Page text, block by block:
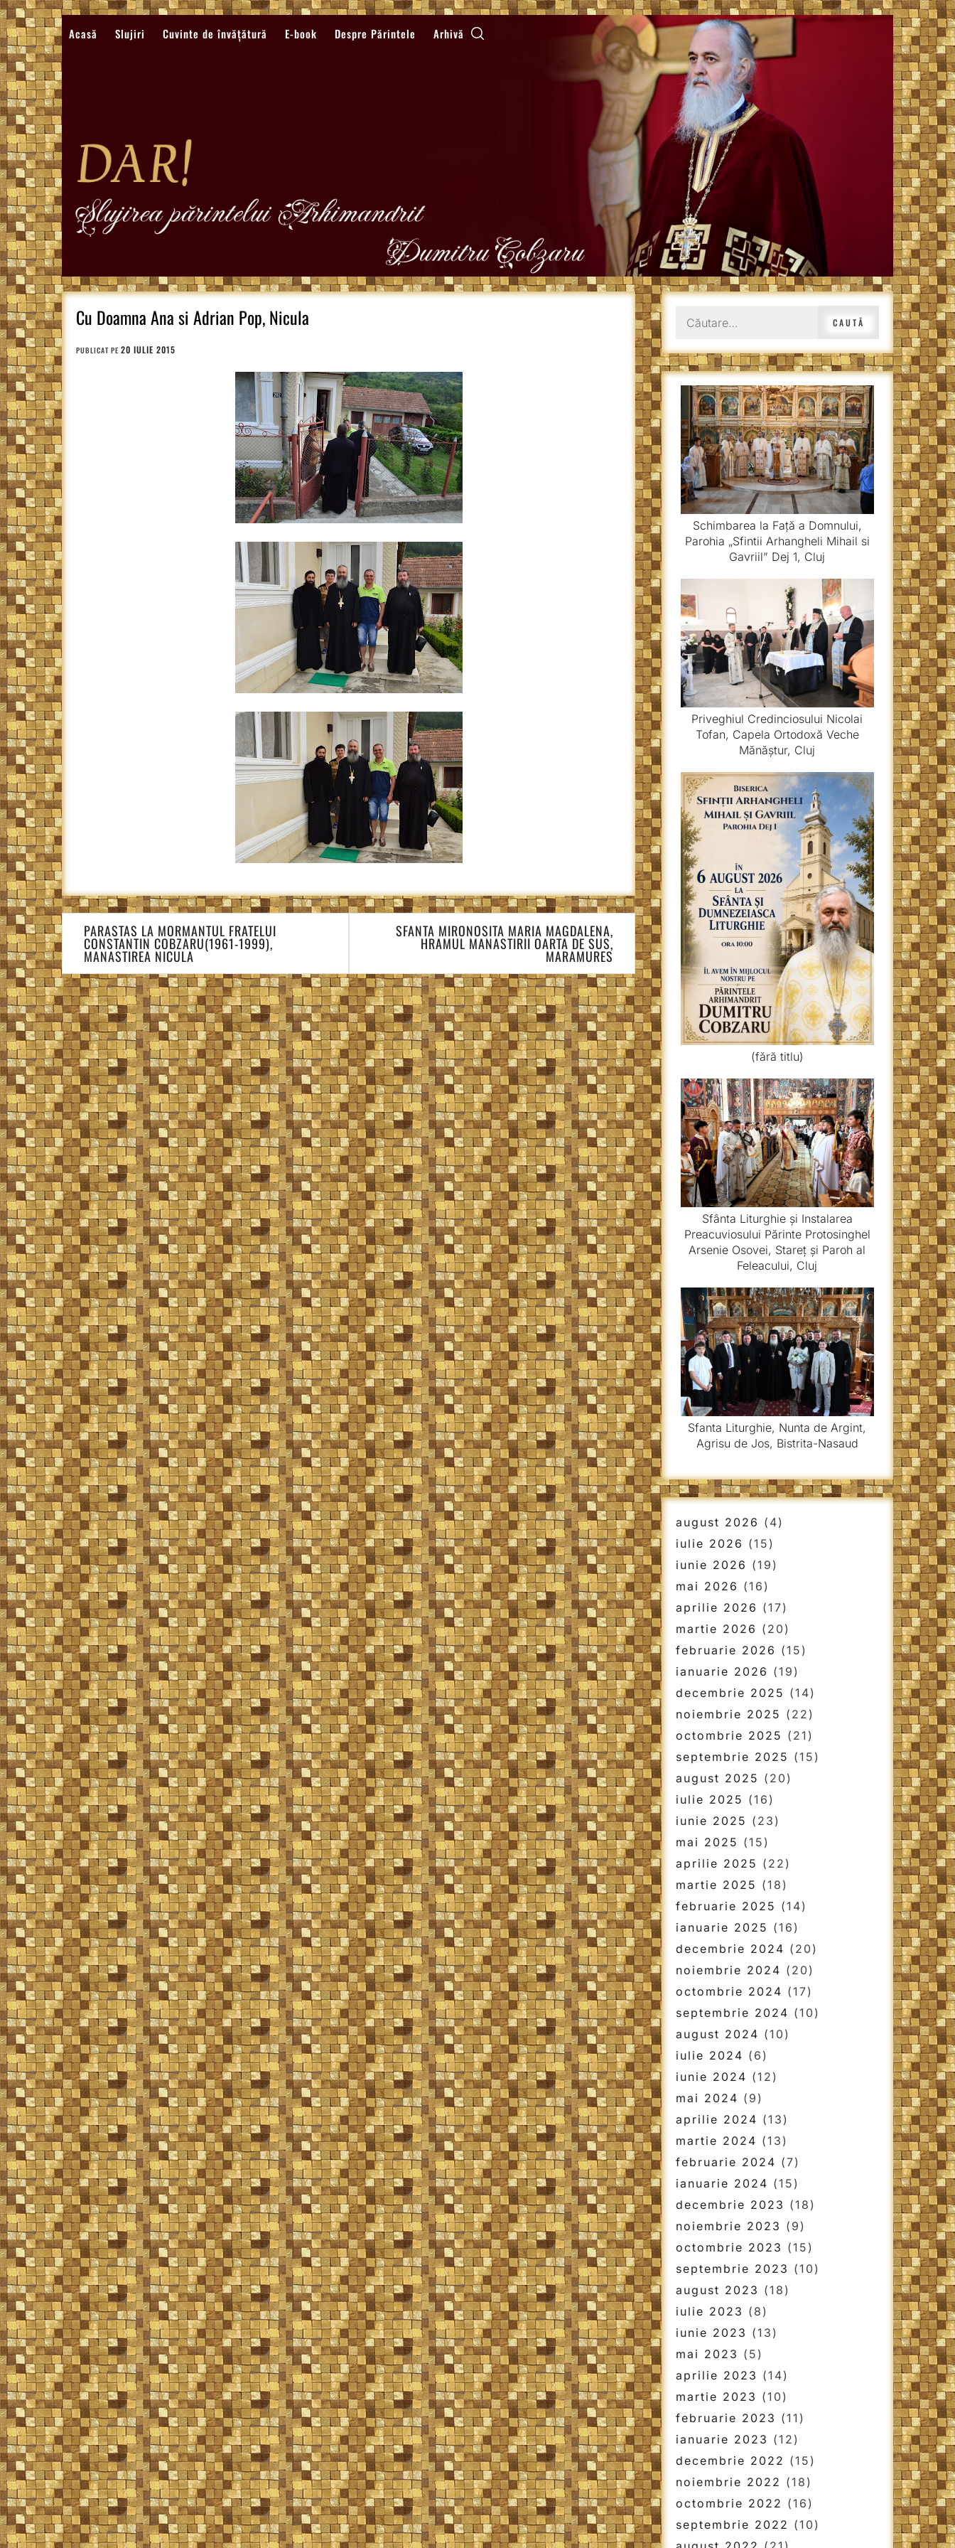
Sari
la
conținut
Acasă Slujiri Cuvinte de învățătură E-book Despre Părintele Arhivă
Cu Doamna Ana si Adrian Pop, Nicula
PUBLICAT PE 20 IULIE 2015
Navigare
în
articole
PARASTAS LA MORMANTUL FRATELUI
CONSTANTIN COBZARU(1961-1999),
MANASTIREA NICULA
SFANTA MIRONOSITA MARIA MAGDALENA,
HRAMUL MANASTIRII OARTA DE SUS,
MARAMURES
după:
Schimbarea la Față a Domnului,
Parohia „Sfintii Arhangheli Mihail si
Gavriil” Dej 1, Cluj
Priveghiul Credinciosului Nicolai
Tofan, Capela Ortodoxă Veche
Mănăștur, Cluj
(fără titlu)
Sfânta Liturghie și Instalarea
Preacuviosului Părinte Protosinghel
Arsenie Osovei, Stareț și Paroh al
Feleacului, Cluj
Sfanta Liturghie, Nunta de Argint,
Agrisu de Jos, Bistrita-Nasaud
august 2026 (4)
iulie 2026 (15)
iunie 2026 (19)
mai 2026 (16)
aprilie 2026 (17)
martie 2026 (20)
februarie 2026 (15)
ianuarie 2026 (19)
decembrie 2025 (14)
noiembrie 2025 (22)
octombrie 2025 (21)
septembrie 2025 (15)
august 2025 (20)
iulie 2025 (16)
iunie 2025 (23)
mai 2025 (15)
aprilie 2025 (22)
martie 2025 (18)
februarie 2025 (14)
ianuarie 2025 (16)
decembrie 2024 (20)
noiembrie 2024 (20)
octombrie 2024 (17)
septembrie 2024 (10)
august 2024 (10)
iulie 2024 (6)
iunie 2024 (12)
mai 2024 (9)
aprilie 2024 (13)
martie 2024 (13)
februarie 2024 (7)
ianuarie 2024 (15)
decembrie 2023 (18)
noiembrie 2023 (9)
octombrie 2023 (15)
septembrie 2023 (10)
august 2023 (18)
iulie 2023 (8)
iunie 2023 (13)
mai 2023 (5)
aprilie 2023 (14)
martie 2023 (10)
februarie 2023 (11)
ianuarie 2023 (12)
decembrie 2022 (15)
noiembrie 2022 (18)
octombrie 2022 (16)
septembrie 2022 (10)